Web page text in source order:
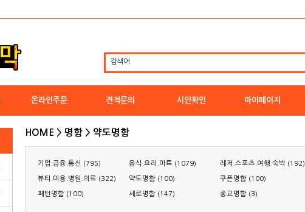
검색어
온라인주문 견적문의 시안확인 마이페이지
HOME > 명함 > 약도명함
기업.금융.통신 (795) 음식.요리.마트 (1079) 레저.스포츠.여행.숙박 (192)
뷰티.미용.병원.의료 (322) 약도명함 (100) 쿠폰명함 (100)
패턴명함 (100) 세로명함 (147) 종교명함 (3)